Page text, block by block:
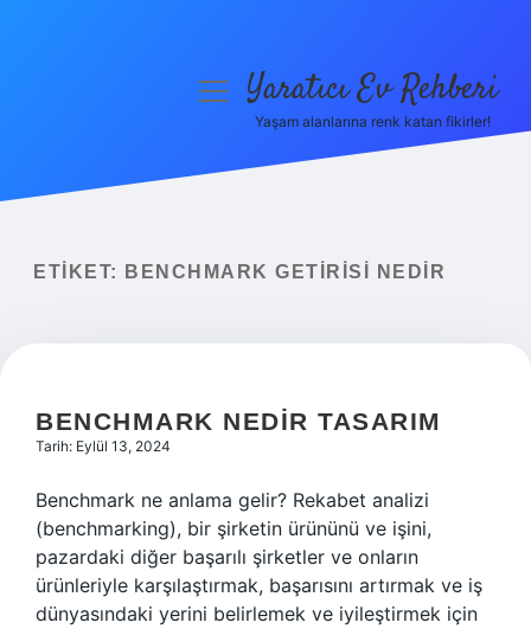
Yasal Uyarı
menüyüYaratıcı Ev Rehberi
Yaşam alanlarına renk katan fikirler!
ETIKET: BENCHMARK GETIRISI NEDIR
BENCHMARK NEDIR TASARIM
Tarih: Eylül 13, 2024
Benchmark ne anlama gelir? Rekabet analizi
(benchmarking), bir şirketin ürününü ve işini,
pazardaki diğer başarılı şirketler ve onların
ürünleriyle karşılaştırmak, başarısını artırmak ve iş
dünyasındaki yerini belirlemek ve iyileştirmek için